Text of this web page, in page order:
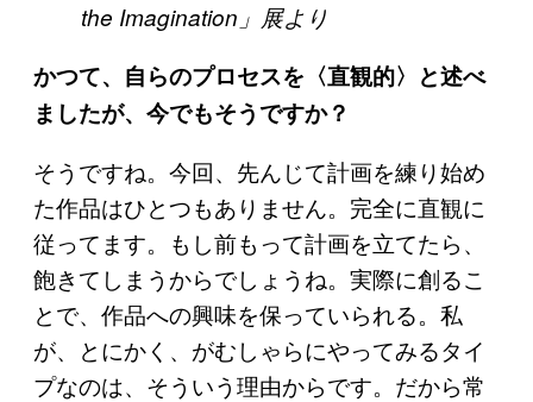
the Imagination」展より
かつて、自らのプロセスを〈直観的〉と述べ
ましたが、今でもそうですか？
そうですね。今回、先んじて計画を練り始め
た作品はひとつもありません。完全に直観に
従ってます。もし前もって計画を立てたら、
飽きてしまうからでしょうね。実際に創るこ
とで、作品への興味を保っていられる。私
が、とにかく、がむしゃらにやってみるタイ
プなのは、そういう理由からです。だから常